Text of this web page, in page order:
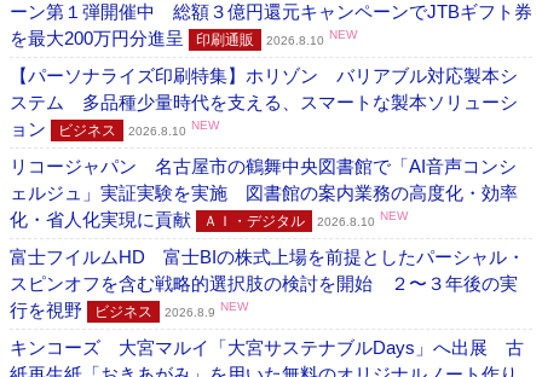
ーン第１弾開催中 総額３億円還元キャンペーンでJTBギフト券
を最大200万円分進呈
印刷通販 2026.8.10 NEW
【パーソナライズ印刷特集】ホリゾン バリアブル対応製本シ
ステム 多品種少量時代を支える、スマートな製本ソリューシ
ョン
ビジネス 2026.8.10 NEW
リコージャパン 名古屋市の鶴舞中央図書館で「AI音声コンシ
ェルジュ」実証実験を実施 図書館の案内業務の高度化・効率
化・省人化実現に貢献
ＡＩ・デジタル 2026.8.10 NEW
富士フイルムHD 富士BIの株式上場を前提としたパーシャル・
スピンオフを含む戦略的選択肢の検討を開始 ２〜３年後の実
行を視野
ビジネス 2026.8.9 NEW
キンコーズ 大宮マルイ「大宮サステナブルDays」へ出展 古